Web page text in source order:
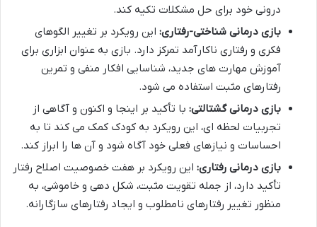
درونی خود برای حل مشکلات تکیه کند.
بازی درمانی شناختی-رفتاری: این رویکرد بر تغییر الگوهای
فکری و رفتاری ناکارآمد تمرکز دارد. بازی به عنوان ابزاری برای
آموزش مهارت های جدید، شناسایی افکار منفی و تمرین
رفتارهای مثبت استفاده می شود.
بازی درمانی گشتالتی: با تأکید بر اینجا و اکنون و آگاهی از
تجربیات لحظه ای، این رویکرد به کودک کمک می کند تا به
احساسات و نیازهای فعلی خود آگاه شود و آن ها را ابراز کند.
بازی درمانی رفتاری: این رویکرد بر هفت خصوصیت اصلاح رفتار
تأکید دارد، از جمله تقویت مثبت، شکل دهی و خاموشی، به
منظور تغییر رفتارهای نامطلوب و ایجاد رفتارهای سازگارانه.